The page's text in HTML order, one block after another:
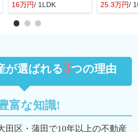
16万円/ 1LDK 25.3万円/
が選ばれる3つの理由
富な知識!
田区・蒲田で10年以上の不動産